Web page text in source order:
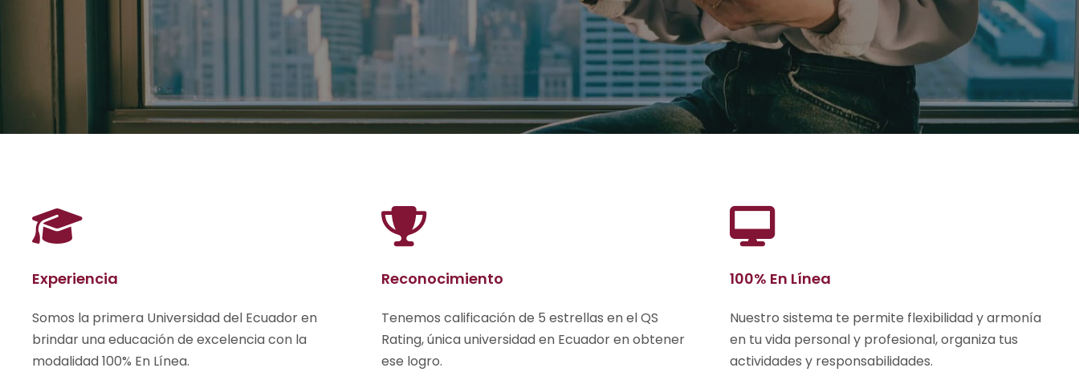
Experiencia
Somos la primera Universidad del Ecuador en
brindar una educación de excelencia con la
modalidad 100% En Línea.
Reconocimiento
Tenemos calificación de 5 estrellas en el QS
Rating, única universidad en Ecuador en obtener
ese logro.
100% En Línea
Nuestro sistema te permite flexibilidad y armonía
en tu vida personal y profesional, organiza tus
actividades y responsabilidades.